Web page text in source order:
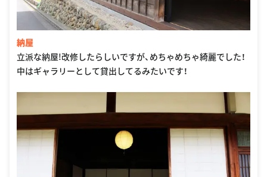
納屋
立派な納屋!改修したらしいですが、めちゃめちゃ綺麗でした！
中はギャラリーとして貸出してるみたいです！